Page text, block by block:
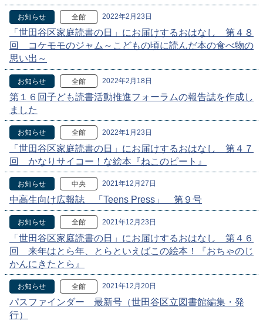
お知らせ 全館 2022年2月23日
「世田谷区家庭読書の日」にお届けするおはなし 第４８
回 コケモモのジャム～こどもの頃に読んだ本の食べ物の
思い出～
お知らせ 全館 2022年2月18日
第１６回子ども読書活動推進フォーラムの報告誌を作成し
ました
お知らせ 全館 2022年1月23日
「世田谷区家庭読書の日」にお届けするおはなし 第４７
回 かなりサイコー！な絵本『ねこのピート』
お知らせ 中央 2021年12月27日
中高生向け広報誌 「Teens Press」 第９号
お知らせ 全館 2021年12月23日
「世田谷区家庭読書の日」にお届けするおはなし 第４６
回 来年はとら年、とらといえばこの絵本！『おちゃのじ
かんにきたとら』
お知らせ 全館 2021年12月20日
パスファインダー 最新号（世田谷区立図書館編集・発
行）